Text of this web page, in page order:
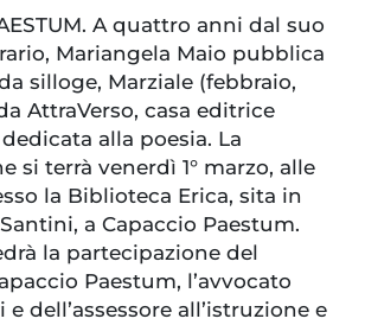
A quattro anni dal suo
Mariangela Maio pubblica
silloge, Marziale (febbraio,
AttraVerso, casa editrice
alla poesia. La
si terrà venerdì 1° marzo, alle
la Biblioteca Erica, sita in
a Capaccio Paestum.
la partecipazione del
Paestum, l’avvocato
e dell’assessore all’istruzione e